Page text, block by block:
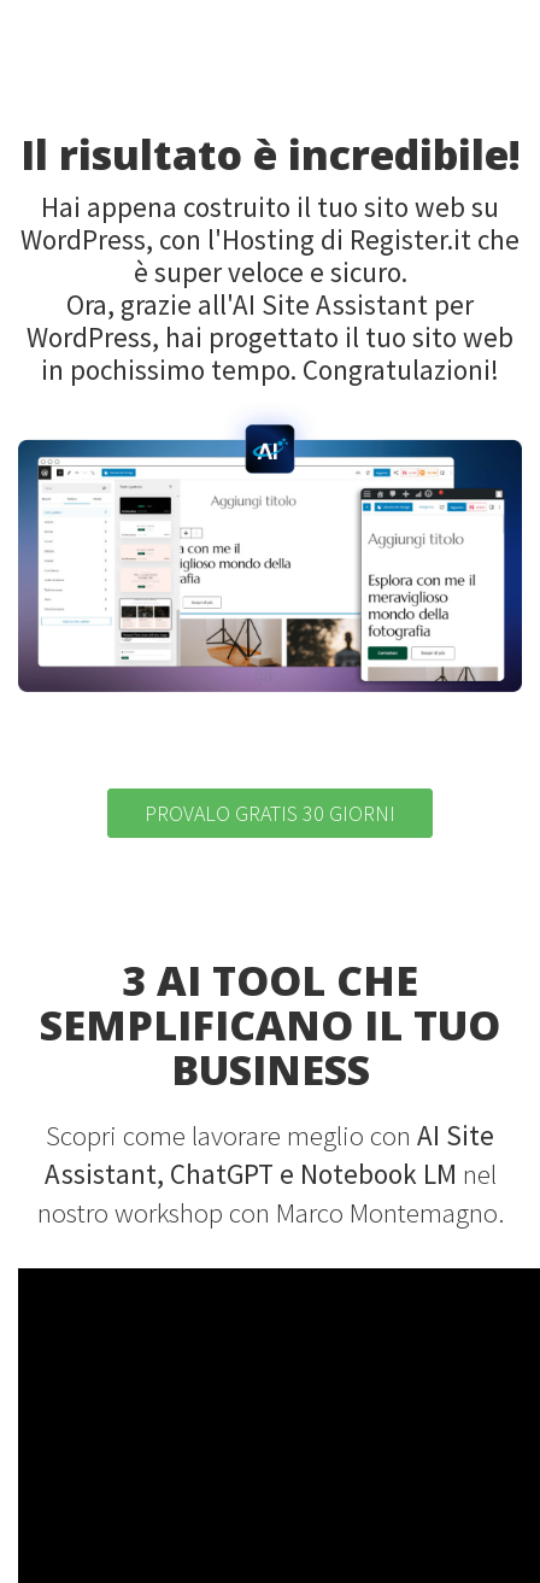
Il risultato è incredibile!
Hai appena costruito il tuo sito web su
WordPress, con l'Hosting di Register.it che
è super veloce e sicuro.
Ora, grazie all'AI Site Assistant per
WordPress, hai progettato il tuo sito web
in pochissimo tempo. Congratulazioni!
PROVALO GRATIS 30 GIORNI
3 AI TOOL CHE
SEMPLIFICANO IL TUO
BUSINESS
Scopri come lavorare meglio con AI Site
Assistant, ChatGPT e Notebook LM nel
nostro workshop con Marco Montemagno.